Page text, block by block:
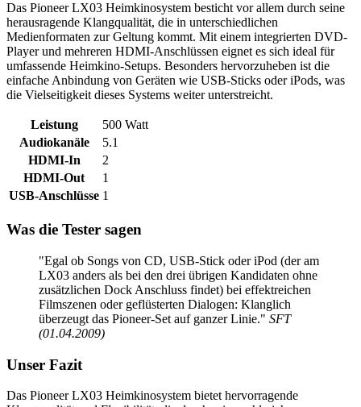
Das Pioneer LX03 Heimkinosystem besticht vor allem durch seine
herausragende Klangqualität, die in unterschiedlichen
Medienformaten zur Geltung kommt. Mit einem integrierten DVD-
Player und mehreren HDMI-Anschlüssen eignet es sich ideal für
umfassende Heimkino-Setups. Besonders hervorzuheben ist die
einfache Anbindung von Geräten wie USB-Sticks oder iPods, was
die Vielseitigkeit dieses Systems weiter unterstreicht.
Leistung
500 Watt
Audiokanäle
5.1
HDMI-In
2
HDMI-Out
1
USB-Anschlüsse 1
Was die Tester sagen
"Egal ob Songs von CD, USB-Stick oder iPod (der am
LX03 anders als bei den drei übrigen Kandidaten ohne
zusätzlichen Dock Anschluss findet) bei effektreichen
Filmszenen oder geflüsterten Dialogen: Klanglich
überzeugt das Pioneer-Set auf ganzer Linie." SFT
(01.04.2009)
Unser Fazit
Das Pioneer LX03 Heimkinosystem bietet hervorragende